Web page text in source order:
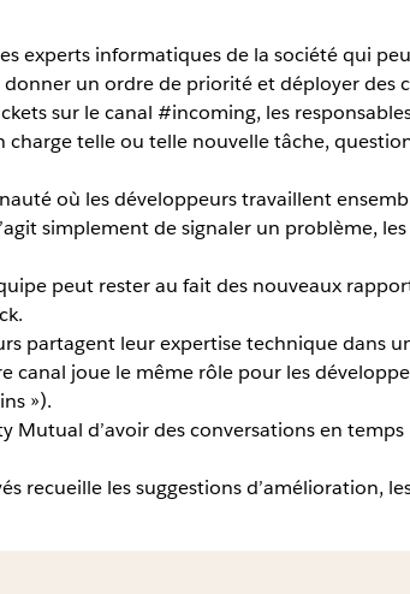
experts informatiques de la société qui
un ordre de priorité et déployer des
sur le canal #incoming, les
telle ou telle nouvelle tâche,
où les développeurs travaillent
simplement de signaler un problème,
peut rester au fait des nouveaux
partagent leur expertise technique dans
canal joue le même rôle pour les
»).
Mutual d’avoir des conversations en
recueille les suggestions d’amélioration,